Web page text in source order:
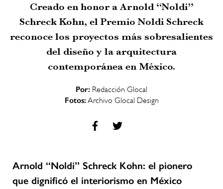
Creado en honor a Arnold “Noldi”
Schreck Kohn, el Premio Noldi Schreck
reconoce los proyectos más sobresalientes
del diseño y la arquitectura
contemporánea en México.
Por: Redacción Glocal
Fotos: Archivo Glocal Design
Arnold “Noldi” Schreck Kohn: el pionero
que dignificó el interiorismo en México